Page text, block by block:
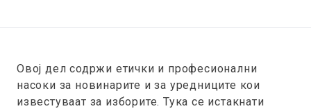
Овој дел содржи етички и професионални
насоки за новинарите и за уредниците кои
известуваат за изборите. Тука се истакнати